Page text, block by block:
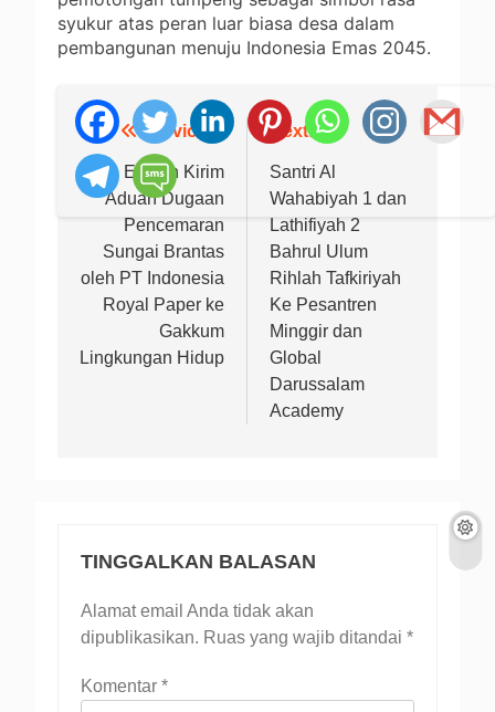
syukur atas peran luar biasa desa dalam
pembangunan menuju Indonesia Emas 2045.
Navigasi
pos
Previous:
Ecoton Kirim
Aduan Dugaan
Pencemaran
Sungai Brantas
oleh PT Indonesia
Royal Paper ke
Gakkum
Lingkungan Hidup
Next:
Santri Al
Wahabiyah 1 dan
Lathifiyah 2
Bahrul Ulum
Rihlah Tafkiriyah
Ke Pesantren
Minggir dan
Global
Darussalam
Academy
TINGGALKAN BALASAN
Alamat email Anda tidak akan
dipublikasikan. Ruas yang wajib ditandai *
Komentar *